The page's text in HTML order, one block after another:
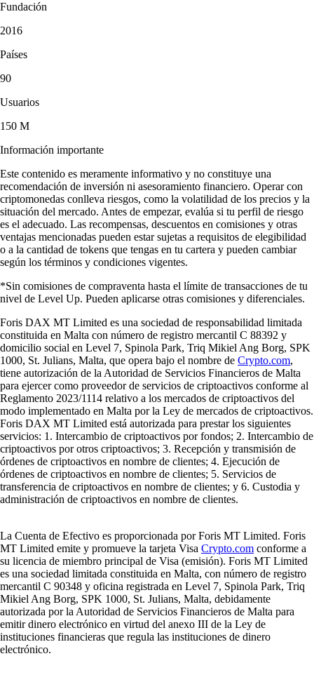
Fundación
2016
Países
90
Usuarios
150 M
Información importante
Este contenido es meramente informativo y no constituye una
recomendación de inversión ni asesoramiento financiero. Operar con
criptomonedas conlleva riesgos, como la volatilidad de los precios y la
situación del mercado. Antes de empezar, evalúa si tu perfil de riesgo
es el adecuado. Las recompensas, descuentos en comisiones y otras
ventajas mencionadas pueden estar sujetas a requisitos de elegibilidad
o a la cantidad de tokens que tengas en tu cartera y pueden cambiar
según los términos y condiciones vigentes.
*Sin comisiones de compraventa hasta el límite de transacciones de tu
nivel de Level Up. Pueden aplicarse otras comisiones y diferenciales.
Foris DAX MT Limited es una sociedad de responsabilidad limitada
constituida en Malta con número de registro mercantil C 88392 y
domicilio social en Level 7, Spinola Park, Triq Mikiel Ang Borg, SPK
1000, St. Julians, Malta, que opera bajo el nombre de Crypto.com,
tiene autorización de la Autoridad de Servicios Financieros de Malta
para ejercer como proveedor de servicios de criptoactivos conforme al
Reglamento 2023/1114 relativo a los mercados de criptoactivos del
modo implementado en Malta por la Ley de mercados de criptoactivos.
Foris DAX MT Limited está autorizada para prestar los siguientes
servicios: 1. Intercambio de criptoactivos por fondos; 2. Intercambio de
criptoactivos por otros criptoactivos; 3. Recepción y transmisión de
órdenes de criptoactivos en nombre de clientes; 4. Ejecución de
órdenes de criptoactivos en nombre de clientes; 5. Servicios de
transferencia de criptoactivos en nombre de clientes; y 6. Custodia y
administración de criptoactivos en nombre de clientes.
La Cuenta de Efectivo es proporcionada por Foris MT Limited. Foris
MT Limited emite y promueve la tarjeta Visa Crypto.com conforme a
su licencia de miembro principal de Visa (emisión). Foris MT Limited
es una sociedad limitada constituida en Malta, con número de registro
mercantil C 90348 y oficina registrada en Level 7, Spinola Park, Triq
Mikiel Ang Borg, SPK 1000, St. Julians, Malta, debidamente
autorizada por la Autoridad de Servicios Financieros de Malta para
emitir dinero electrónico en virtud del anexo III de la Ley de
instituciones financieras que regula las instituciones de dinero
electrónico.